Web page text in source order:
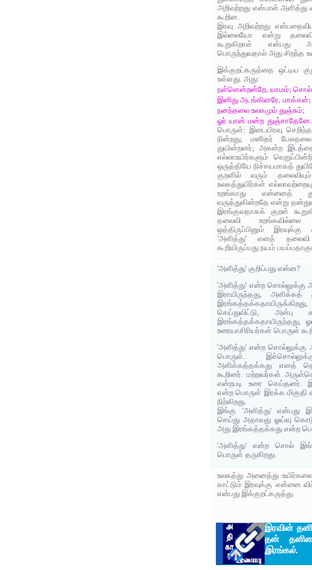
அறிவற்றது என்பாள்
கூறின.
இரவு அறிவற்றது
இல்லையோ என்று
கூறுகிறாள் என்பது
பொருந்துவதால் அது சிறந்த
இக்குறட்கருத்தை ஒட்டிய
உள்ளது. அது:
நள்ளென்றன்றே, யாமம்; சொல்
இனிது அடங்கினரே, மாக்கள்;
நனந்தலை உலகமும் துஞ்சும்;
ஓர் யான் மன்ற
பொருள்: இடையிரவு
நின்றது; மனிதர்
துயின்றனர்; அகன்ற
எல்லாஉயிர்களும்
ஒருத்தியே நிச்சயமாகத்
குறளில் வரும் தலைவியும்
உலகத்துயிர்கள்
உறங்காது என்னைத்
வருத்துகின்றதே என்று
இரங்குவதாகக் குறள்
தலைவி உறங்கவில்லை
ஒத்திருப்பினும்
'அளித்து' எனத்
கூறியிருப்பது நயம்
'அளித்து' குறிப்பது என்ன?
'அளித்து' என்ற சொல்லுக்கு
இராயிருந்தது,
செய்துவிட்டு, அன்பு
இரங்கத்தக்கதாயிருந்தது,
உரையாசிரியர்கள் பொருள்
'அளித்து' என்ற சொல்லுக்கு
பொருள்.
அளிக்கத்தக்கது எனத்
கூறினர். மற்றவர்கள்
என்றபடி உரை செய்தனர்.
என்ற பொருள் இரக்க மிகுதி
நிற்கிறது.
இங்கு 'அளித்து' என்பது
செய்து அதாவது ஓய்வு
அது இரங்கத்தக்கது என்ற
'அளித்து' என்ற சொல்
பொருள் தருகிறது.
உலகத்து அனைத்து
காட்டும் இரவுக்கு என்னை
என்பது இக்குறட்கருத்து.
இரவின்
தன்
இரங்கல்.